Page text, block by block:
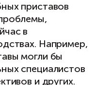
приставов
в
Например,
могли бы
специалистов
и других.